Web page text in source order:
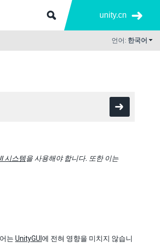
unity.cn
언어: 한국어
시스템을 사용해야 합니다. 또한 이는
는 UnityGUI 에 전혀 영향을 미치지 않습니